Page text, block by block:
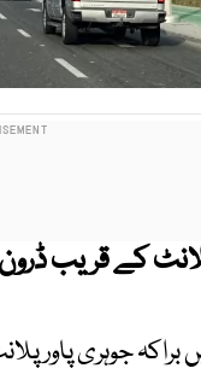
کے قریب
جوہری پاور